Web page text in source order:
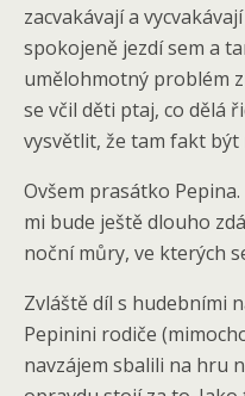
zacvakávají a
spokojeně jezdí sem a
umělohmotný problém
se včil děti ptaj, co dělá
vysvětlit, že tam fakt
Ovšem prasátko
mi bude ještě dlouho
noční můry, ve kterých
Zvláště díl s hudebními
Pepinini rodiče
navzájem sbalili na hru